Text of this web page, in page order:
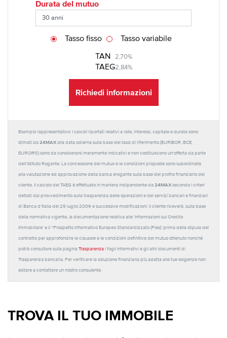
Durata del mutuo
TAN 2,70%
TAEG2,84%
Tasso fisso Tasso variabile
Richiedi informazioni
Esempio rappresentativo: I calcoli riportati relativi a rate, interessi, capitale e durata sono
stimati da 24MAX alla data odierna sulla base dei tassi di riferimento (EURIBOR, BCE,
EUROIRS) sono da considerarsi meramente indicativi e non costituiscono un'offerta da parte
dell'Istituto Rogante. La concessione del mutuo e le condizioni proposte sono subordinate
alla valutazione ed approvazione della banca erogante sulla base del profilo finanziario del
cliente. Il calcolo del TAEG è effettuato in maniera indipendente da 24MAX secondo i criteri
dettati dal provvedimento sulla trasparenza delle operazioni e dei servizi bancari e finanziari
di Banca d'Italia del 29 luglio 2009 e successive modificazioni. Il cliente riceverà, sulla base
della normativa vigente, la documentazione relativa alle 'Informazioni sul Credito
Immobiliare' e il “Prospetto Informativo Europeo Standardizzato (Pies)' prima della stipula del
contratto per approfondire le clausole e le condizioni definitive del mutuo ottenuto nonché
potrà consultare sulla pagina Trasparenza i fogli informativi e gli altri documenti di
Trasparenza bancaria. Per verificare la soluzione finanziaria più adatta alle tue esigenze non
esitare a contattare un nostro consulente.
TROVA IL TUO IMMOBILE